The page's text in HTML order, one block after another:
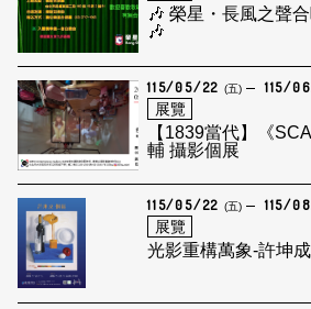
🎶 榮星・長風之聲
🎶
115/05/22 (五) 115/
展覽
【1839當代】《
輔 攝影個展
115/05/22 (五) 115/
展覽
光影重構萬象-許坤